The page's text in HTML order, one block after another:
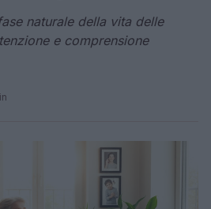
naturale della vita delle
e comprensione